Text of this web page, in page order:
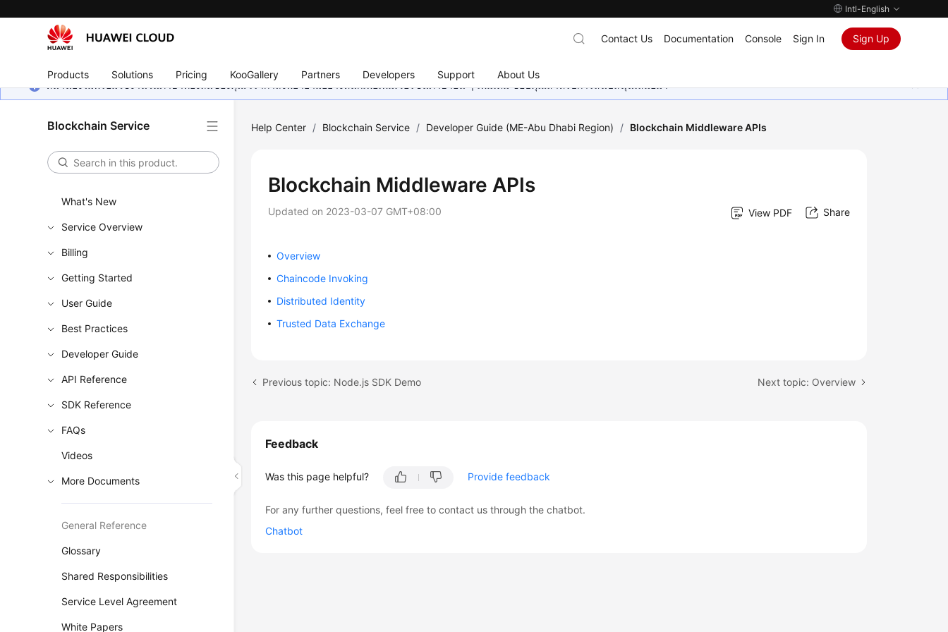
Intl-English
Products Solutions Pricing KooGallery Partners Developers Support About Us
Contact Us Documentation Console Sign In Sign Up
หน้านี้ยังไม่พร้อมใช้งานในภาษาท้องถิ่นของคุณ เรากำลังพยายามอย่างหนักเพื่อเพิ่มเวอร์ชันภาษาอื่น ๆ เพิ่มเติม ขอบคุณสำหรับการสนับสนุนเสมอมา
Blockchain Service
What's New
Service Overview
Billing
Getting Started
User Guide
Best Practices
Developer Guide
API Reference
SDK Reference
FAQs
Videos
More Documents
General Reference
Glossary
Shared Responsibilities
Service Level Agreement
White Papers
Help Center / Blockchain Service / Developer Guide (ME-Abu Dhabi Region) / Blockchain Middleware APIs
Blockchain Middleware APIs
Updated on 2023-03-07 GMT+08:00 View PDF Share
Overview
Chaincode Invoking
Distributed Identity
Trusted Data Exchange
Previous topic: Node.js SDK Demo Next topic: Overview
Feedback
Was this page helpful? Provide feedback
For any further questions, feel free to contact us through the chatbot.
Chatbot